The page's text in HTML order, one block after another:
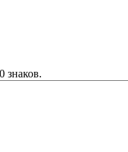
знаков.